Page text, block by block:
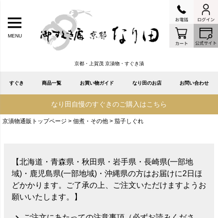
MENU
京都・上賀茂 京漬物・すぐき漬
すぐき 商品一覧 お買い物ガイド なり田のお店 お問い合わせ
なり田自慢のすぐきのご購入はこちら
京漬物通販トップページ 佃煮・その他 茄子しぐれ
【北海道・青森県・秋田県・岩手県・長崎県(一部地
域)・鹿児島県(一部地域)・沖縄県の方はお届けに2日ほ
どかかります。ご了承の上、ご注文いただけますようお
願いいたします。】